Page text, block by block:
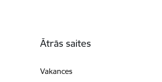
Ātrās saites
Vakances